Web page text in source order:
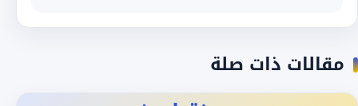
مقالات ذات صلة